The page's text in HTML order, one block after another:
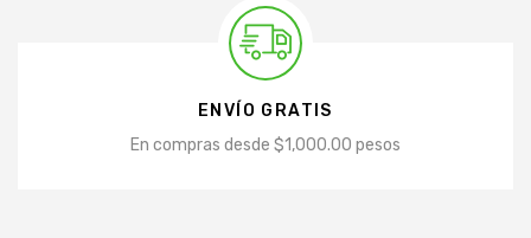
ENVÍO GRATIS
En compras desde $1,000.00 pesos